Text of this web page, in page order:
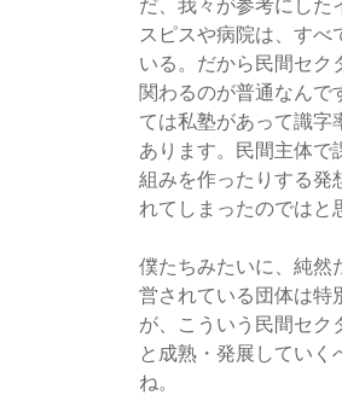
だ、我々が参考にした
スピスや病院は、すべ
いる。だから民間セク
関わるのが普通なんで
ては私塾があって識字
あります。民間主体で
組みを作ったりする発
れてしまったのではと
僕たちみたいに、純然
営されている団体は特
が、こういう民間セク
と成熟・発展していく
ね。